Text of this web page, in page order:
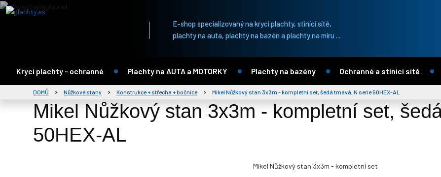
E-shop specializovaný na krycí plachty, stínící sítě,
plachty na auta, plachty na bazén a plachty na miru ...
Krycí plachty - ochranné Plachty na AUTA a MOTORKY Plachty na bazény Ochranné a stínící sítě
DOMŮ Nůžkové stany Konstrukce + střecha + bočnice Mikel Nůžkový stan 3x3m - kompletní set, šedá tmavá, N serie 50HEX-AL
Mikel Nůžkový stan 3x3m - kompletní set,
50HEX-AL
Mikel Nůžkový stan 3x3m - kompletní set